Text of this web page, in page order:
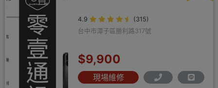
4.9
(315)
台中市潭子區勝利路317號
$9,900
現場維修